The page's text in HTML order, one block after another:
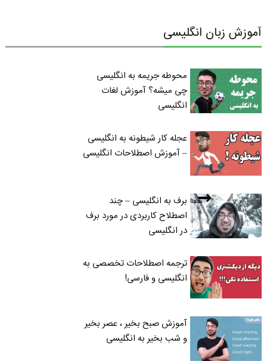
آموزش زبان انگلیسی
محوطه جریمه به انگلیسی
چی میشه؟ آموزش لغات
انگلیسی
عجله کار شیطونه به انگلیسی
– آموزش اصطلاحات انگلیسی
برف به انگلیسی – چند
اصطلاح کاربردی در مورد برف
در انگلیسی
ترجمه اصطلاحات تخصصی به
انگلیسی و فارسی!
آموزش صبح بخیر ، عصر بخیر
و شب بخیر به انگلیسی